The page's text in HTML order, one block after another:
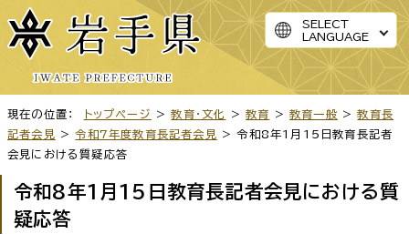
SELECT
LANGUAGE
現在の位置： トップページ >教育・文化 >教育 >教育一般 >教育長
記者会見
>令和7年度教育長記者会見
> 令和8年1月15日教育長記者
会見における質疑応答
令和8年1月15日教育長記者会見における質
疑応答